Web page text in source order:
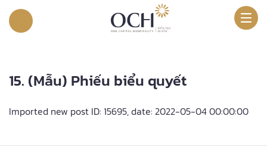
15. (Mẫu) Phiếu biểu quyết
Imported new post ID: 15695, date: 2022-05-04 00:00:00